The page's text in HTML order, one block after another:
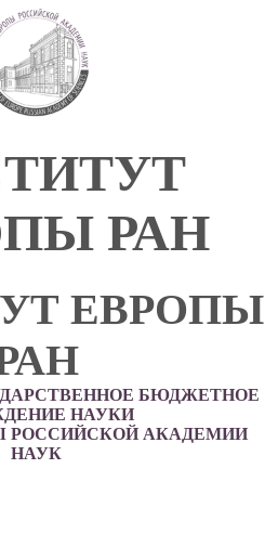
РАН
ЕВРОПЫ
БЮДЖЕТНОЕ
НАУКИ
РОССИЙСКОЙ АКАДЕМИИ
НАУК